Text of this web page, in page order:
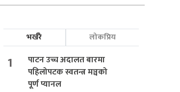
भर्खरै लोकप्रिय
1
पाटन उच्च अदालत बारमा
पहिलोपटक स्वतन्त्र मञ्चको
पूर्ण प्यानल